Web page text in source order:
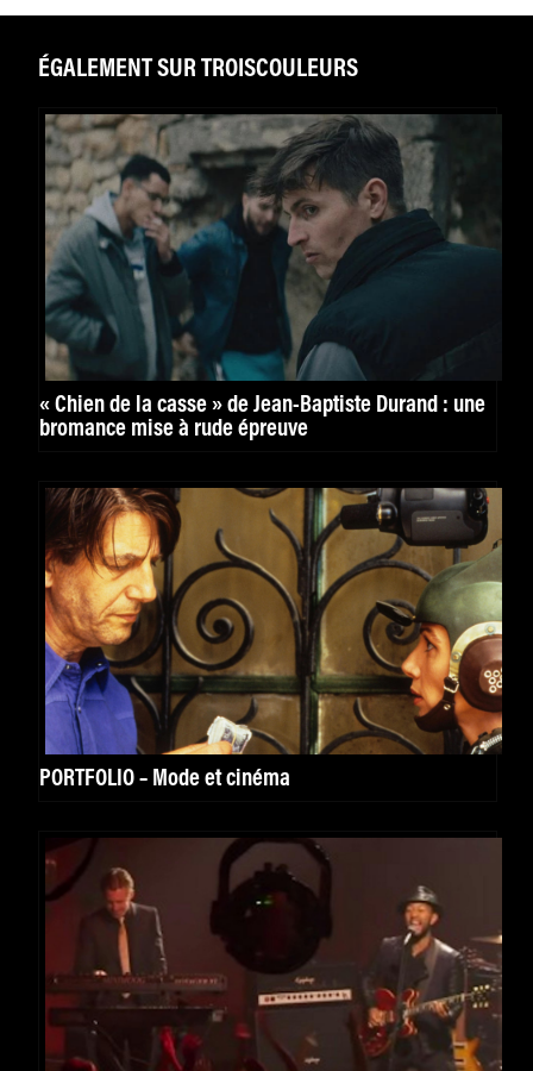
ÉGALEMENT SUR TROISCOULEURS
« Chien de la casse » de Jean-Baptiste Durand : une
bromance mise à rude épreuve
PORTFOLIO – Mode et cinéma